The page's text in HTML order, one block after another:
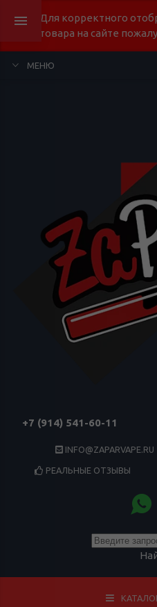
Для корректного
товара на сайте
МЕНЮ
+7 (914) 541-60-11
INFO@ZAPARVAPE.RU
РЕАЛЬНЫЕ ОТЗЫВЫ